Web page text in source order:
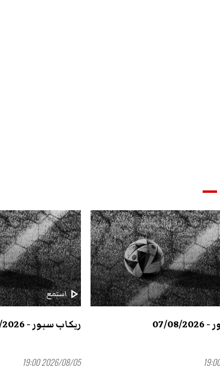
2026
play_arrowاستمع
ريكاب سبور - 05/08/2026
2026/08/05 19:00